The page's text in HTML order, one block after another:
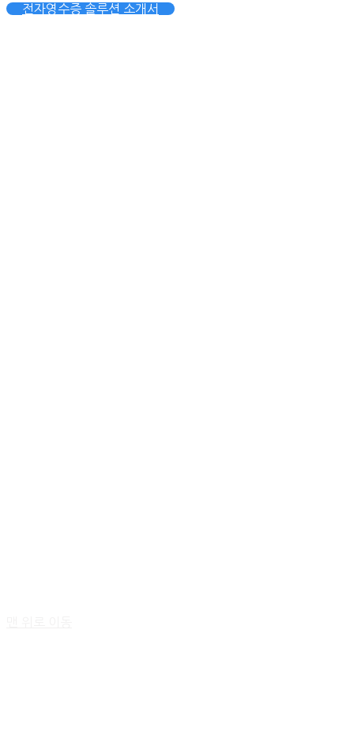
전자영수증 솔루션 소개서